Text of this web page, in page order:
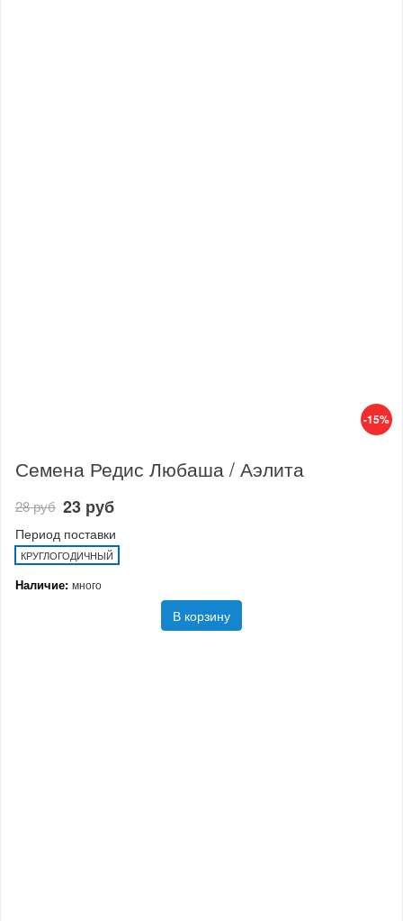
-15%
Семена Редис Любаша / Аэлита
28 руб 23 руб
Период поставки
КРУГЛОГОДИЧНЫЙ
Наличие: много
В корзину